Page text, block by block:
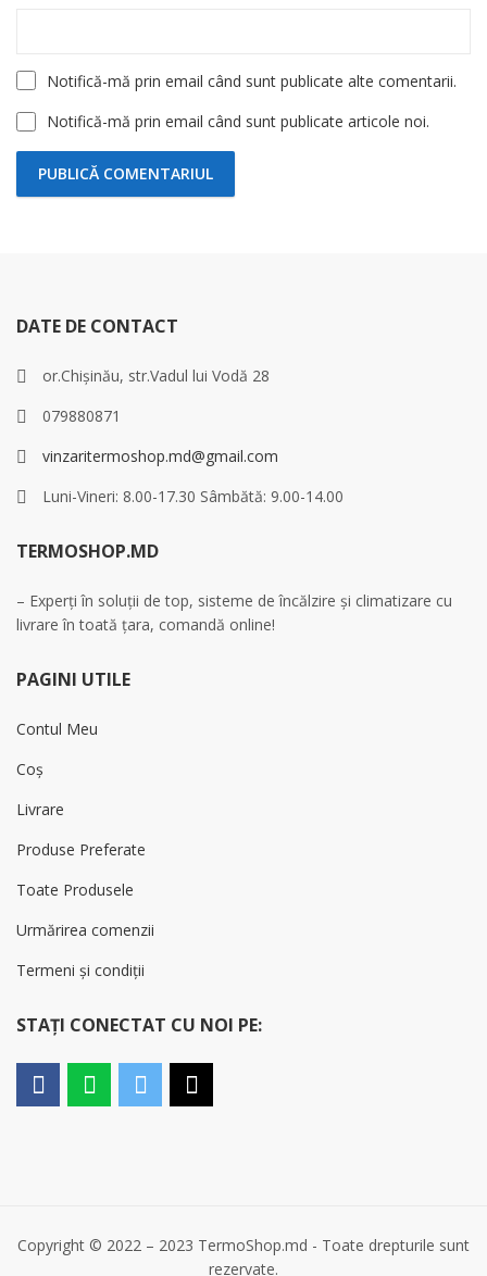
Notifică-mă prin email când sunt publicate alte comentarii.
Notifică-mă prin email când sunt publicate articole noi.
DATE DE CONTACT
or.Chișinău, str.Vadul lui Vodă 28
079880871
vinzaritermoshop.md@gmail.com
Luni-Vineri: 8.00-17.30 Sâmbătă: 9.00-14.00
TERMOSHOP.MD
– Experți în soluții de top, sisteme de încălzire și climatizare cu
livrare în toată țara, comandă online!
PAGINI UTILE
Contul Meu
Coș
Livrare
Produse Preferate
Toate Produsele
Urmărirea comenzii
Termeni și condiții
STAȚI CONECTAT CU NOI PE:
Copyright © 2022 – 2023 TermoShop.md - Toate drepturile sunt
rezervate.